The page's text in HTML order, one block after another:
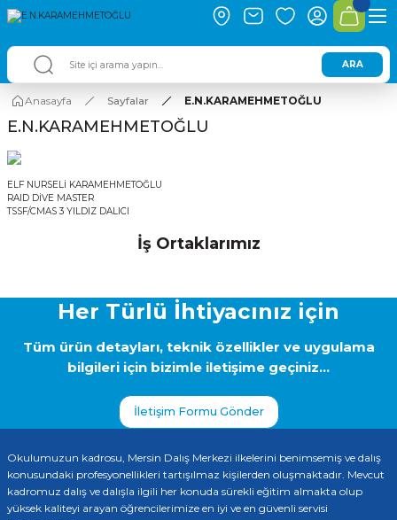
ARA
Anasayfa Sayfalar E.N.KARAMEHMETOĞLU
E.N.KARAMEHMETOĞLU
ELF NURSELİ KARAMEHMETOĞLU
RAID DİVE MASTER
TSSF/CMAS 3 YILDIZ DALICI
İş Ortaklarımız
Her Türlü İhtiyacınız için
Tüm ürün detayları, teknik özellikler ve uygulama
bilgileri için bizimle iletişime geçiniz...
İletişim Formu Gönder
Okulumuzun kadrosu, Mersin Dalış Merkezi ilkelerini benimsemiş ve dalış
konusundaki profesyonellikleri tartışılmaz kişilerden oluşmaktadır. Mevcut
kadromuz dalış ve dalışla ilgili her konuda sürekli eğitim almakta olup
yüksek kaliteyi arayan öğrencilerimize en iyi ve en güvenli servisi